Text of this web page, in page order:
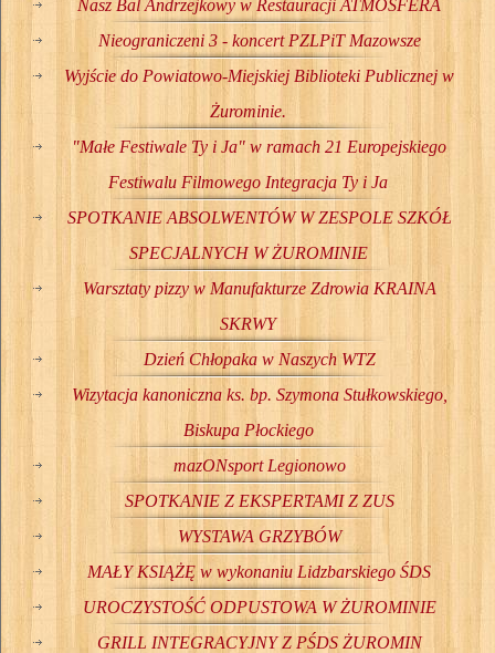
Nasz Bal Andrzejkowy w Restauracji ATMOSFERA
Nieograniczeni 3 - koncert PZLPiT Mazowsze
Wyjście do Powiatowo-Miejskiej Biblioteki Publicznej w
Żurominie.
"Małe Festiwale Ty i Ja" w ramach 21 Europejskiego
Festiwalu Filmowego Integracja Ty i Ja
SPOTKANIE ABSOLWENTÓW W ZESPOLE SZKÓŁ
SPECJALNYCH W ŻUROMINIE
Warsztaty pizzy w Manufakturze Zdrowia KRAINA
SKRWY
Dzień Chłopaka w Naszych WTZ
Wizytacja kanoniczna ks. bp. Szymona Stułkowskiego,
Biskupa Płockiego
mazONsport Legionowo
SPOTKANIE Z EKSPERTAMI Z ZUS
WYSTAWA GRZYBÓW
MAŁY KSIĄŻĘ w wykonaniu Lidzbarskiego ŚDS
UROCZYSTOŚĆ ODPUSTOWA W ŻUROMINIE
GRILL INTEGRACYJNY Z PŚDS ŻUROMIN